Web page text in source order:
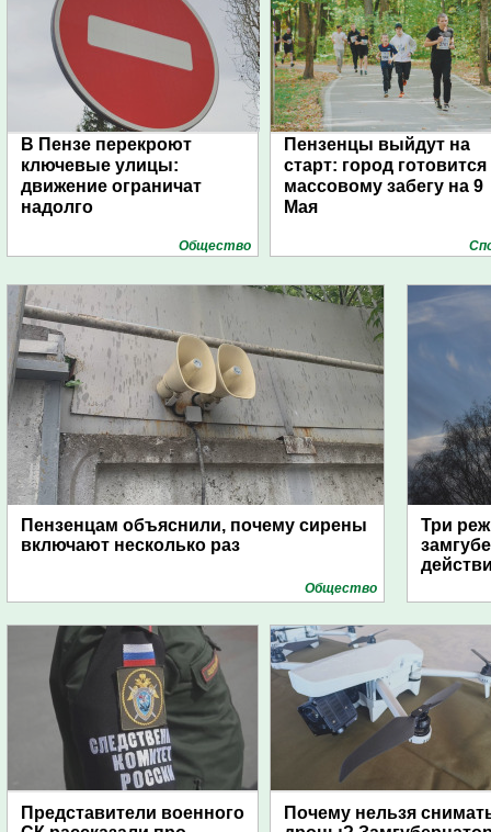
В Пензе перекроют
ключевые улицы:
движение ограничат
надолго
Общество
Пензенцы выйдут на
старт: город готовится
массовому забегу на 9
Мая
Пензенцам объяснили, почему сирены
включают несколько раз
Общество
Три
Представители военного
Почему нельзя